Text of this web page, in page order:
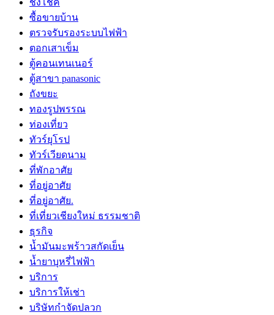
ซื้อขายบ้าน
ตรวจรับรองระบบไฟฟ้า
ตอกเสาเข็ม
ตู้คอนเทนเนอร์
ตู้สาขา panasonic
ถังขยะ
ทองรูปพรรณ
ท่องเที่ยว
ทัวร์ยุโรป
ทัวร์เวียดนาม
ที่พักอาศัย
ที่อยู่อาศัย
ที่อยู่อาศัย.
ที่เที่ยวเชียงใหม่ ธรรมชาติ
ธุรกิจ
น้ำมันมะพร้าวสกัดเย็น
น้ำยาบุหรี่ไฟฟ้า
บริการ
บริการให้เช่า
บริษัทกำจัดปลวก